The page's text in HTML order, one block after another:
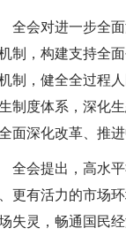
全会对进一步全
制，构建支持全
制，健全全过程
制度体系，深化
面深化改革、推
全会提出，高水
更有活力的市场
失灵，畅通国民